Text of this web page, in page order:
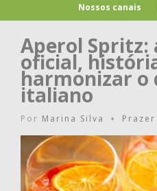
Nossos canais
Aperol Spritz:
oficial,
harmonizar o
italiano
Por Marina Silva •